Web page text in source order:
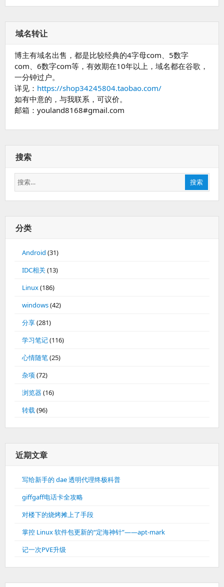
域名转让
博主有域名出售，都是比较经典的4字母com、5数字
com、6数字com等，有效期在10年以上，域名都在谷歌，
一分钟过户。
详见： https://shop34245804.taobao.com/
如有中意的，与我联系，可议价。
邮箱：youland8168#gmail.com
搜索
搜
索：
搜索
分类
Android (31)
IDC相关(13)
Linux(186)
windows(42)
分享(281)
学习笔记(116)
心情随笔(25)
杂项 (72)
浏览器(16)
转载(96)
近期文章
写给新手的 dae 透明代理终极科普
giffgaff电话卡全攻略
对楼下的烧烤摊上了手段
掌控 Linux 软件包更新的“定海神针”——apt-mark
记一次PVE升级